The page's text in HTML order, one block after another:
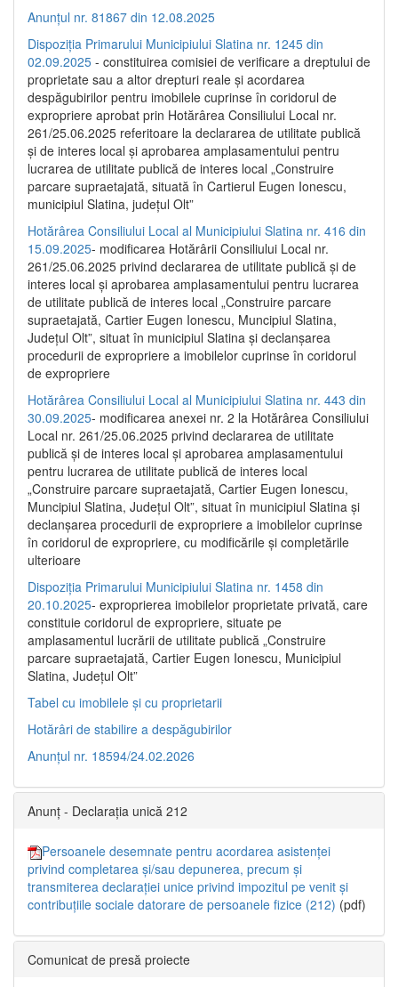
Anunțul nr. 81867 din 12.08.2025
Dispoziția Primarului Municipiului Slatina nr. 1245 din
02.09.2025 - constituirea comisiei de verificare a dreptului de
proprietate sau a altor drepturi reale și acordarea
despăgubirilor pentru imobilele cuprinse în coridorul de
expropriere aprobat prin Hotărârea Consiliului Local nr.
261/25.06.2025 referitoare la declararea de utilitate publică
și de interes local și aprobarea amplasamentului pentru
lucrarea de utilitate publică de interes local „Construire
parcare supraetajată, situată în Cartierul Eugen Ionescu,
municipiul Slatina, județul Olt”
Hotărârea Consiliului Local al Municipiului Slatina nr. 416 din
15.09.2025- modificarea Hotărârii Consiliului Local nr.
261/25.06.2025 privind declararea de utilitate publică și de
interes local și aprobarea amplasamentului pentru lucrarea
de utilitate publică de interes local „Construire parcare
supraetajată, Cartier Eugen Ionescu, Muncipiul Slatina,
Județul Olt”, situat în municipiul Slatina și declanșarea
procedurii de expropriere a imobilelor cuprinse în coridorul
de expropriere
Hotărârea Consiliului Local al Municipiului Slatina nr. 443 din
30.09.2025- modificarea anexei nr. 2 la Hotărârea Consiliului
Local nr. 261/25.06.2025 privind declararea de utilitate
publică şi de interes local şi aprobarea amplasamentului
pentru lucrarea de utilitate publică de interes local
„Construire parcare supraetajată, Cartier Eugen Ionescu,
Muncipiul Slatina, Judeţul Olt”, situat în municipiul Slatina şi
declanşarea procedurii de expropriere a imobilelor cuprinse
în coridorul de expropriere, cu modificările şi completările
ulterioare
Dispoziția Primarului Municipiului Slatina nr. 1458 din
20.10.2025- exproprierea imobilelor proprietate privată, care
constituie coridorul de expropriere, situate pe
amplasamentul lucrării de utilitate publică „Construire
parcare supraetajată, Cartier Eugen Ionescu, Municipiul
Slatina, Județul Olt”
Tabel cu imobilele și cu proprietarii
Hotărâri de stabilire a despăgubirilor
Anunțul nr. 18594/24.02.2026
Anunț - Declarația unică 212
Persoanele desemnate pentru acordarea asistenței
privind completarea și/sau depunerea, precum și
transmiterea declarației unice privind impozitul pe venit și
contribuțiile sociale datorare de persoanele fizice (212) (pdf)
Comunicat de presă proiecte